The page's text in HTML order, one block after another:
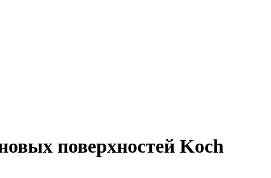
поверхностей Koch